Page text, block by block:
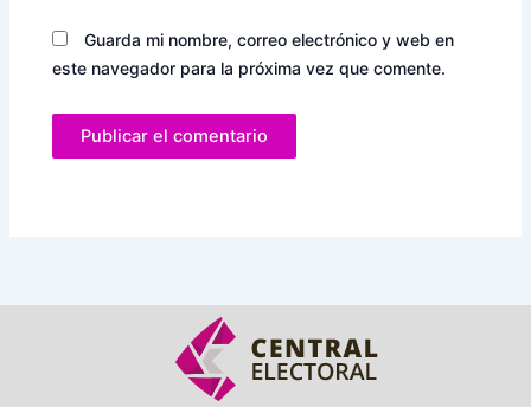
Guarda mi nombre, correo electrónico y web en
este navegador para la próxima vez que comente.